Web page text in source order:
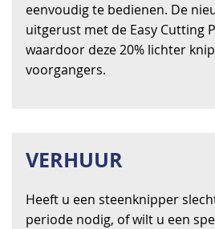
eenvoudig te bedienen. De
uitgerust met de Easy Cutting
waardoor deze 20% lichter
voorgangers.
VERHUUR
Heeft u een steenknipper
periode nodig, of wilt u een